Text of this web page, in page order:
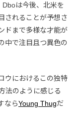
Dboは今後、北米を
されることが予想さ
ドまで多様な才能が
中で注目且つ異色の
ウにおけるこの独特
法のように感じる
ならYoung Thugだ